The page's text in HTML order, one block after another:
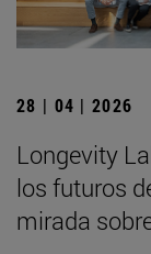
28 | 04 | 2026
Longevity
los futuros
mirada